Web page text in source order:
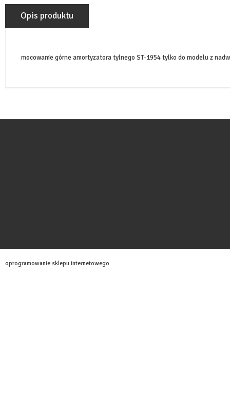
Opis produktu
mocowanie górne amortyzatora tylnego ST-1954 tylko do modelu z
oprogramowanie sklepu internetowego